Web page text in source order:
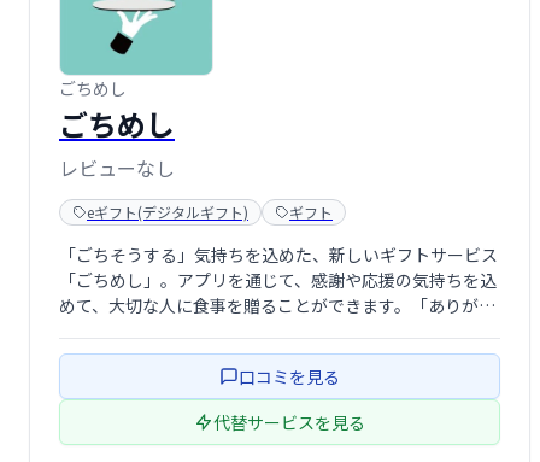
ごちめし
ごちめし
レビューなし
eギフト(デジタルギフト) ギフト
「ごちそうする」気持ちを込めた、新しいギフトサービス
「ごちめし」。アプリを通じて、感謝や応援の気持ちを込
めて、大切な人に食事を贈ることができます。「ありがと
口コミを見る
代替サービスを見る